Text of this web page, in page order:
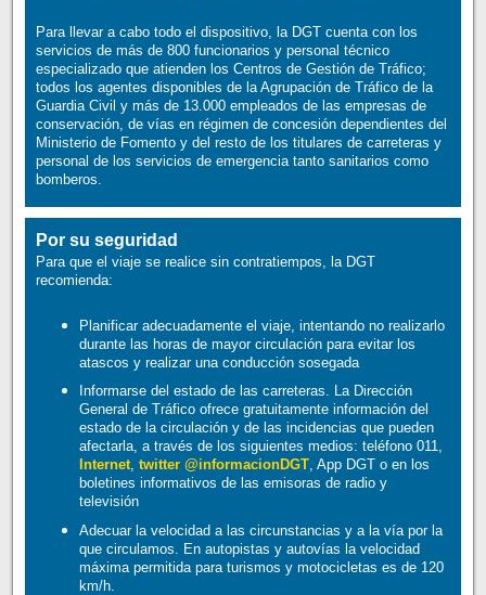
Para llevar a cabo todo el dispositivo, la DGT cuenta con los
servicios de más de 800 funcionarios y personal técnico
especializado que atienden los Centros de Gestión de Tráfico;
todos los agentes disponibles de la Agrupación de Tráfico de la
Guardia Civil y más de 13.000 empleados de las empresas de
conservación, de vías en régimen de concesión dependientes del
Ministerio de Fomento y del resto de los titulares de carreteras y
personal de los servicios de emergencia tanto sanitarios como
bomberos.
Por su seguridad
Para que el viaje se realice sin contratiempos, la DGT
recomienda:
Planificar adecuadamente el viaje, intentando no realizarlo
durante las horas de mayor circulación para evitar los
atascos y realizar una conducción sosegada
Informarse del estado de las carreteras. La Dirección
General de Tráfico ofrece gratuitamente información del
estado de la circulación y de las incidencias que pueden
afectarla, a través de los siguientes medios: teléfono 011,
Internet, twitter @informacionDGT, App DGT o en los
boletines informativos de las emisoras de radio y
televisión
Adecuar la velocidad a las circunstancias y a la vía por la
que circulamos. En autopistas y autovías la velocidad
máxima permitida para turismos y motocicletas es de 120
km/h.